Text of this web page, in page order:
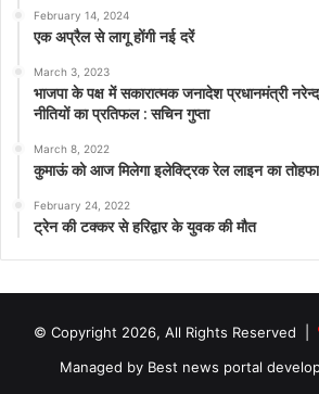
February 14, 2024
एक अप्रैल से लागू होंगी नई दरें
March 3, 2023
भाजपा के पक्ष में सकारात्मक जनादेश प्रधानमंत्री
नीतियों का प्रतिफल : सचिन गुप्ता
March 8, 2022
कुमाऊं को आज मिलेगा इलेक्ट्रिक रेल लाइन का तोहफा
February 24, 2022
ट्रेन की टक्कर से हरिद्वार के युवक की मौत
© Copyright 2026, All Rights Reserved |
Managed by Best news portal